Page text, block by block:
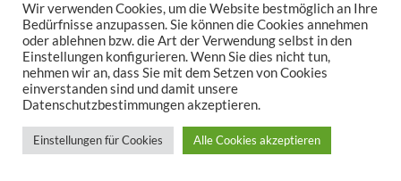
Wir verwenden Cookies, um die Website bestmöglich an Ihre
Bedürfnisse anzupassen. Sie können die Cookies annehmen
oder ablehnen bzw. die Art der Verwendung selbst in den
Einstellungen konfigurieren. Wenn Sie dies nicht tun,
nehmen wir an, dass Sie mit dem Setzen von Cookies
einverstanden sind und damit unsere
Datenschutzbestimmungen akzeptieren.
Einstellungen für Cookies Alle Cookies akzeptieren